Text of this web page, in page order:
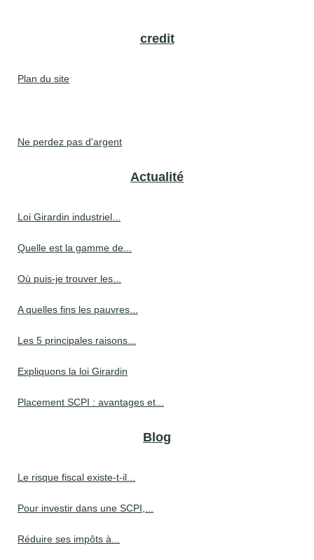
credit
Plan du site
Ne perdez pas d'argent
Actualité
Loi Girardin industriel...
Quelle est la gamme de...
Où puis-je trouver les...
A quelles fins les pauvres...
Les 5 principales raisons...
Expliquons la loi Girardin
Placement SCPI : avantages et...
Blog
Le risque fiscal existe-t-il...
Pour investir dans une SCPI,...
Réduire ses impôts à...